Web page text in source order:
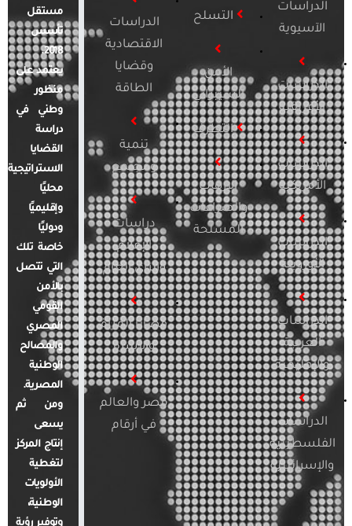
الدراسات
الآسيوية
الدراسات
الأفريقية
الدراسات
الأمريكية
الدراسات
الأوروبية
الدراسات
العربية
والإقليمية
الدراسات
الفلسطينية
والإسرائيلية
التسلح
الأمن
السيبراني
التطرف
الإرهاب
والصراعات
المسلحة
الدراسات
الاقتصادية
وقضايا
الطاقة
تنمية
ومجتمع
دراسات
الإعلام
والرأي العام
قضايا المرأة
والأسرة
مصر والعالم
في أرقام
مستقل
تأسس
2018.
يعتمد على
منظور
وطني في
دراسة
القضايا
الاستراتيجية
محليًا
وإقليميًا
ودوليًا
خاصة تلك
التي تتصل
بالأمن
القومي
المصري
والمصالح
الوطنية
المصرية.
ومن ثم
يسعى
إنتاج المركز
لتغطية
الأولويات
الوطنية،
وتوفير رؤية